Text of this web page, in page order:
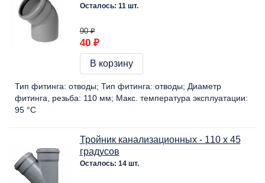
Осталось: 11 шт.
90 ₽
40 ₽
В корзину
Тип фитинга: отводы Тип фитинга: отводы
Диаметр
фитинга, резьба: 110 мм
Макс. температура эксплуатации:
95 °C
Тройник канализационных - 110 х 45
градусов
Осталось: 14 шт.